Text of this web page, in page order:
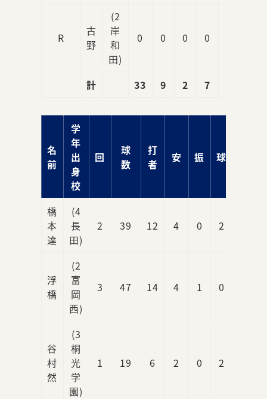
R
古
野
(2
岸
和
田)
0 0 0 0
計 33 9 2 7
名
前
学
年
出
身
校
回
球
数
打
者
安 振 球
橋
本
達
(4
長
田)
2 39 12 4 0 2
浮
橋
(2
富
岡
西)
3 47 14 4 1 0
谷
村
然
(3
桐
光
学
園)
1 19 6 2 0 2